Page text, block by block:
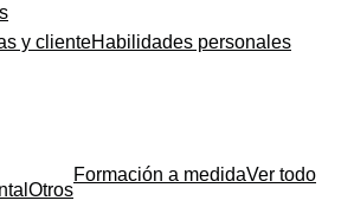
y clienteHabilidades personales
Otros
Formación a medidaVer todo